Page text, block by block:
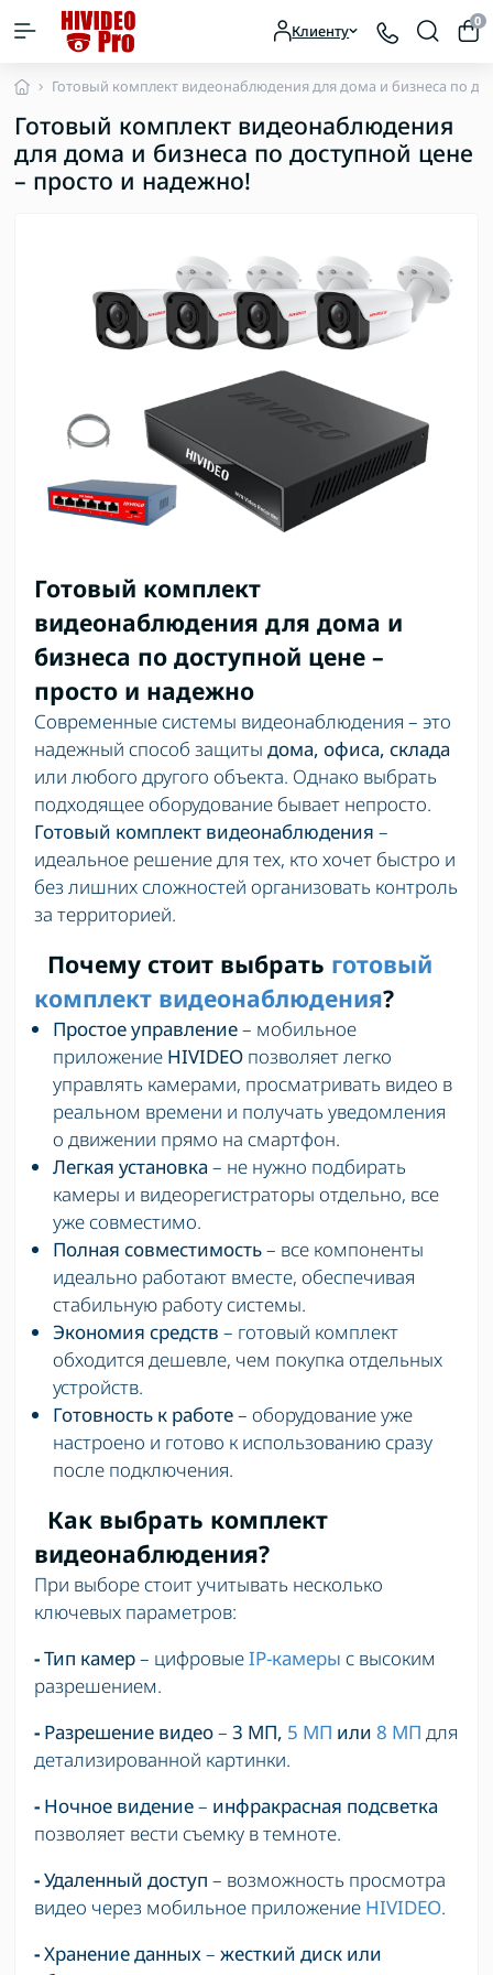
Клиенту 0
Готовый комплект видеонаблюдения для дома и бизнеса по
Готовый комплект видеонаблюдения
для дома и бизнеса по доступной цене
– просто и надежно!
Готовый комплект
видеонаблюдения для дома и
бизнеса по доступной цене –
просто и надежно
Современные системы видеонаблюдения – это
надежный способ защиты дома, офиса, склада
или любого другого объекта. Однако выбрать
подходящее оборудование бывает непросто.
Готовый комплект видеонаблюдения –
идеальное решение для тех, кто хочет быстро и
без лишних сложностей организовать контроль
за территорией.
Почему стоит выбрать готовый
комплект видеонаблюдения?
Простое управление– мобильное
приложение HIVIDEOпозволяет легко
управлять камерами, просматривать видео в
реальном времени и получать уведомления
о движении прямо на смартфон.
Легкая установка – не нужно подбирать
камеры и видеорегистраторы отдельно, все
уже совместимо.
Полная совместимость– все компоненты
идеально работают вместе, обеспечивая
стабильную работу системы.
Экономия средств – готовый комплект
обходится дешевле, чем покупка отдельных
устройств.
Готовность к работе– оборудование уже
настроено и готово к использованию сразу
после подключения.
Как выбрать комплект
видеонаблюдения?
При выборе стоит учитывать несколько
ключевых параметров:
-Тип камер– цифровыеIP-камеры с высоким
разрешением.
- Разрешение видео– 3 МП, 5 МП или 8 МП для
детализированной картинки.
- Ночное видение– инфракрасная подсветка
позволяет вести съемку в темноте.
-Удаленный доступ – возможность просмотра
видео через мобильное приложение HIVIDEO.
-Хранение данных– жесткий диск или